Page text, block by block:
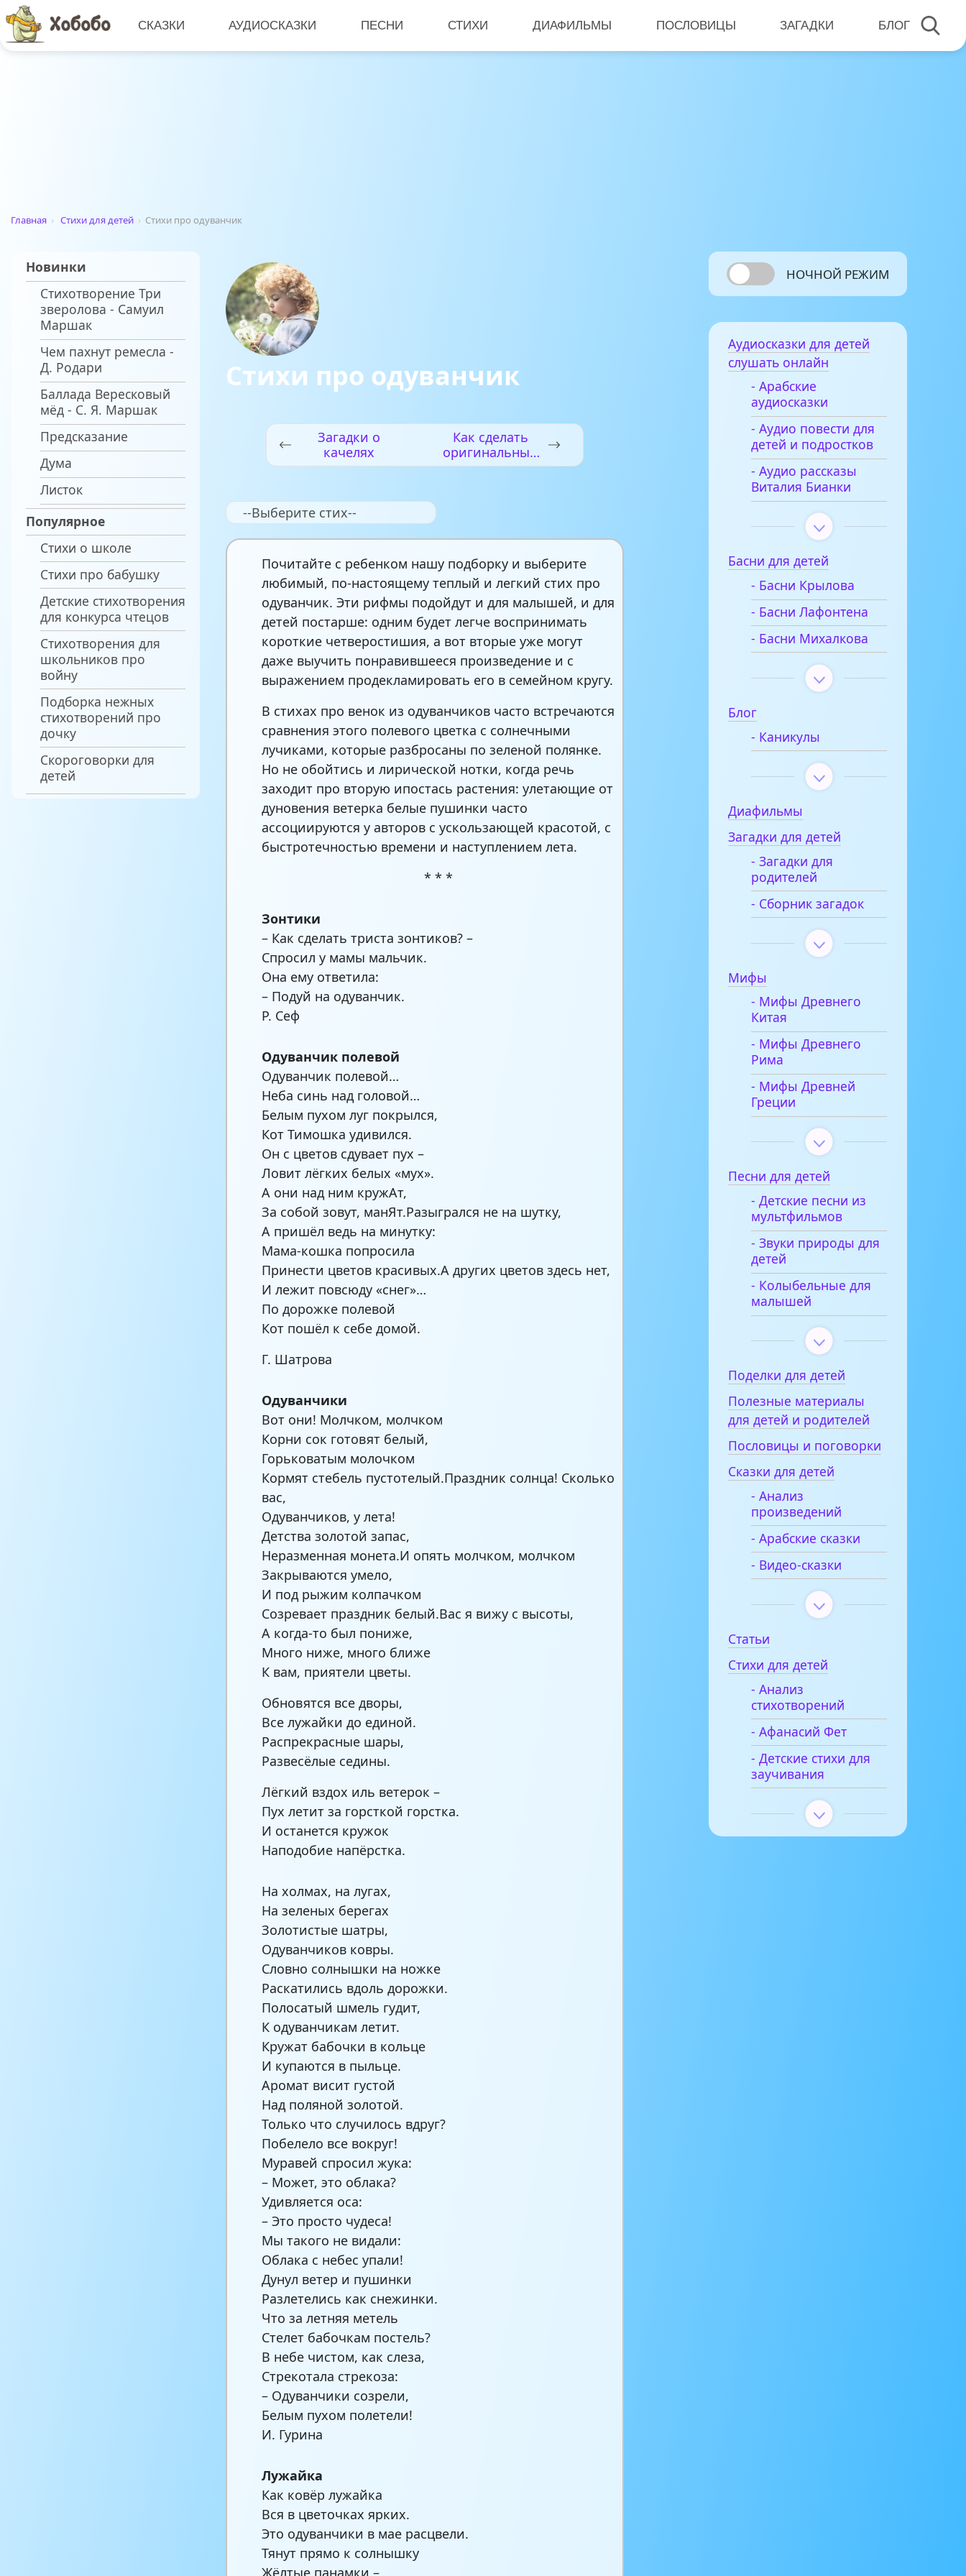
СКАЗКИ АУДИОСКАЗКИ ПЕСНИ СТИХИ ДИАФИЛЬМЫ ПОСЛОВИЦЫ ЗАГАДКИ БЛОГ
Главная › Стихи для детей › Стихи про одуванчик
Новинки
Стихотворение Три
зверолова - Самуил
Маршак
Чем пахнут ремесла -
Д. Родари
Баллада Вересковый
мёд - С. Я. Маршак
Предсказание
Дума
Листок
Популярное
Стихи о школе
Стихи про бабушку
Детские стихотворения
для конкурса чтецов
Стихотворения для
школьников про
войну
Подборка нежных
стихотворений про
дочку
Скороговорки для
детей
Стихи про одуванчик
Загадки о
качелях
Как сделать
оригинальный
блокнот –
--Выберите стих--
Почитайте с ребенком нашу подборку и выберите
любимый, по-настоящему теплый и легкий стих про
одуванчик. Эти рифмы подойдут и для малышей, и для
детей постарше: одним будет легче воспринимать
короткие четверостишия, а вот вторые уже могут
даже выучить понравившееся произведение и с
выражением продекламировать его в семейном кругу.
В стихах про венок из одуванчиков часто встречаются
сравнения этого полевого цветка с солнечными
лучиками, которые разбросаны по зеленой полянке.
Но не обойтись и лирической нотки, когда речь
заходит про вторую ипостась растения: улетающие от
дуновения ветерка белые пушинки часто
ассоциируются у авторов с ускользающей красотой, с
быстротечностью времени и наступлением лета.
* * *
Зонтики
– Как сделать триста зонтиков? –
Спросил у мамы мальчик.
Она ему ответила:
– Подуй на одуванчик.
Р. Сеф
Одуванчик полевой
Одуванчик полевой…
Неба синь над головой…
Белым пухом луг покрылся,
Кот Тимошка удивился.
Он с цветов сдувает пух –
Ловит лёгких белых «мух».
А они над ним кружАт,
За собой зовут, манЯт.Разыгрался не на шутку,
А пришёл ведь на минутку:
Мама-кошка попросила
Принести цветов красивых.А других цветов здесь нет,
И лежит повсюду «снег»…
По дорожке полевой
Кот пошёл к себе домой.
Г. Шатрова
Одуванчики
Вот они! Молчком, молчком
Корни сок готовят белый,
Горьковатым молочком
Кормят стебель пустотелый.Праздник солнца! Сколько
вас,
Одуванчиков, у лета!
Детства золотой запас,
Неразменная монета.И опять молчком, молчком
Закрываются умело,
И под рыжим колпачком
Созревает праздник белый.Вас я вижу с высоты,
А когда-то был пониже,
Много ниже, много ближе
К вам, приятели цветы.
Обновятся все дворы,
Все лужайки до единой.
Распрекрасные шары,
Развесёлые седины.
Лёгкий вздох иль ветерок –
Пух летит за горсткой горстка.
И останется кружок
Наподобие напёрстка.
На холмах, на лугах,
На зеленых берегах
Золотистые шатры,
Одуванчиков ковры.
Словно солнышки на ножке
Раскатились вдоль дорожки.
Полосатый шмель гудит,
К одуванчикам летит.
Кружат бабочки в кольце
И купаются в пыльце.
Аромат висит густой
Над поляной золотой.
Только что случилось вдруг?
Побелело все вокруг!
Муравей спросил жука:
– Может, это облака?
Удивляется оса:
– Это просто чудеса!
Мы такого не видали:
Облака с небес упали!
Дунул ветер и пушинки
Разлетелись как снежинки.
Что за летняя метель
Стелет бабочкам постель?
В небе чистом, как слеза,
Стрекотала стрекоза:
– Одуванчики созрели,
Белым пухом полетели!
И. Гурина
Лужайка
Как ковёр лужайка
Вся в цветочках ярких.
Это одуванчики в мае расцвели.
Тянут прямо к солнышку
Жёлтые панамки –
НОЧНОЙ РЕЖИМ
Аудиосказки для детей
слушать онлайн
- Арабские
аудиосказки
- Аудио повести для
детей и подростков
- Аудио рассказы
Виталия Бианки
Басни для детей
- Басни Крылова
- Басни Лафонтена
- Басни Михалкова
Блог
- Каникулы
Диафильмы
Загадки для детей
- Загадки для
родителей
- Сборник загадок
Мифы
- Мифы Древнего
Китая
- Мифы Древнего
Рима
- Мифы Древней
Греции
Песни для детей
- Детские песни из
мультфильмов
- Звуки природы для
детей
- Колыбельные для
малышей
Поделки для детей
Полезные материалы
для детей и родителей
Пословицы и поговорки
Сказки для детей
- Анализ
произведений
- Арабские сказки
- Видео-сказки
Статьи
Стихи для детей
- Анализ
стихотворений
- Афанасий Фет
- Детские стихи для
заучивания